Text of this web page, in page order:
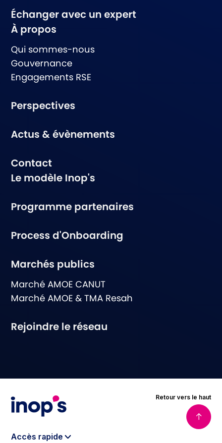
Échanger avec un expert
À propos
Qui sommes-nous
Gouvernance
Engagements RSE
Perspectives
Actus & évènements
Contact
Le modèle Inop's
Programme partenaires
Process d'Onboarding
Marchés publics
Marché AMOE CANUT
Marché AMOE & TMA Resah
Rejoindre le réseau
Accès rapide
Retour vers le haut